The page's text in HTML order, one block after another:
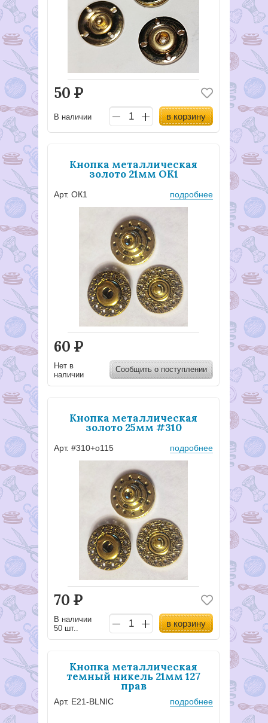
50 Р
В наличии в корзину
Кнопка металлическая
золото 21мм ОК1
Арт. ОК1 подробнее
60 Р
Нет в
наличии
Сообщить о поступлении
Кнопка металлическая
золото 25мм #310
Арт. #310+о115 подробнее
70 Р
В наличии
50 шт..
в корзину
Кнопка металлическая
темный никель 21мм 127
прав
Арт. Е21-BLNIC подробнее